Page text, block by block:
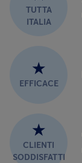
TUTTA
ITALIA
★
EFFICACE
★
CLIENTI
SODDISFATTI